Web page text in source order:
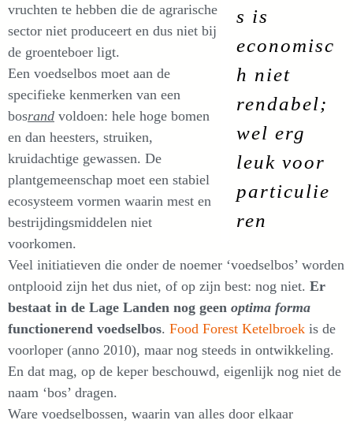
s is
economisc
h niet
rendabel;
wel erg
leuk voor
particulie
ren
vruchten te hebben die de agrarische
sector niet produceert en dus niet bij
de groenteboer ligt.
Een voedselbos moet aan de
specifieke kenmerken van een
bosrand voldoen: hele hoge bomen
en dan heesters, struiken,
kruidachtige gewassen. De
plantgemeenschap moet een stabiel
ecosysteem vormen waarin mest en
bestrijdingsmiddelen niet
voorkomen.
Veel initiatieven die onder de noemer ‘voedselbos’ worden
ontplooid zijn het dus niet, of op zijn best: nog niet. Er
bestaat in de Lage Landen nog geen optima forma
functionerend voedselbos. Food Forest Ketelbroek is de
voorloper (anno 2010), maar nog steeds in ontwikkeling.
En dat mag, op de keper beschouwd, eigenlijk nog niet de
naam ‘bos’ dragen.
Ware voedselbossen, waarin van alles door elkaar